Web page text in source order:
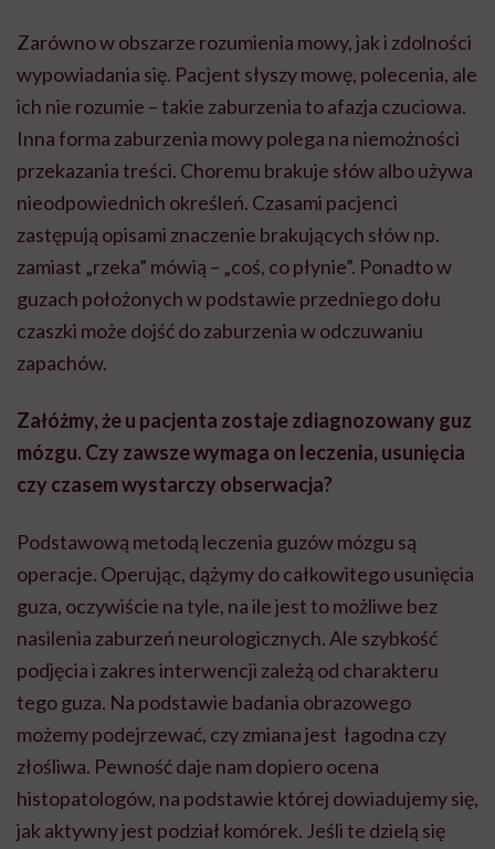
Zarówno w obszarze rozumienia mowy, jak i zdolności
wypowiadania się. Pacjent słyszy mowę, polecenia, ale
ich nie rozumie – takie zaburzenia to afazja czuciowa.
Inna forma zaburzenia mowy polega na niemożności
przekazania treści. Choremu brakuje słów albo używa
nieodpowiednich określeń. Czasami pacjenci
zastępują opisami znaczenie brakujących słów np.
zamiast „rzeka” mówią – „coś, co płynie”. Ponadto w
guzach położonych w podstawie przedniego dołu
czaszki może dojść do zaburzenia w odczuwaniu
zapachów.
Załóżmy, że u pacjenta zostaje zdiagnozowany guz
mózgu. Czy zawsze wymaga on leczenia, usunięcia
czy czasem wystarczy obserwacja?
Podstawową metodą leczenia guzów mózgu są
operacje. Operując, dążymy do całkowitego usunięcia
guza, oczywiście na tyle, na ile jest to możliwe bez
nasilenia zaburzeń neurologicznych. Ale szybkość
podjęcia i zakres interwencji zależą od charakteru
tego guza. Na podstawie badania obrazowego
możemy podejrzewać, czy zmiana jest łagodna czy
złośliwa. Pewność daje nam dopiero ocena
histopatologów, na podstawie której dowiadujemy się,
jak aktywny jest podział komórek. Jeśli te dzielą się